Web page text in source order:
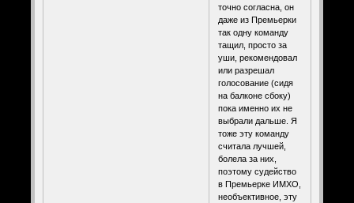
точно согласна, он
даже из Премьерки
так одну команду
тащил, просто за
уши, рекомендовал
или разрешал
голосование (сидя
на балконе сбоку)
пока именно их не
выбрали дальше. Я
тоже эту команду
считала лучшей,
болела за них,
поэтому судейство
в Премьерке ИМХО,
необъективное, эту